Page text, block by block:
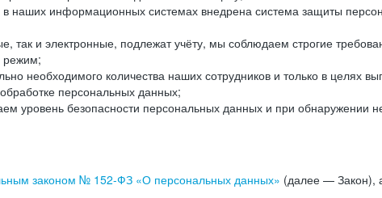
наших информационных системах внедрена система защиты
так и электронные, подлежат учёту, мы соблюдаем строгие
режим;
необходимого количества наших сотрудников и только в целях
персональных данных;
уровень безопасности персональных данных и при обнаружении
законом № 152-ФЗ «О персональных данных» (далее — Закон),